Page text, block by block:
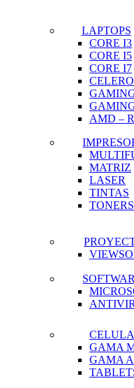
LAPTOPS
CORE I3
CORE I5
CORE I7
AMD –
MATRIZ
LASER
TINTAS
TONERS
GAMA
GAMA